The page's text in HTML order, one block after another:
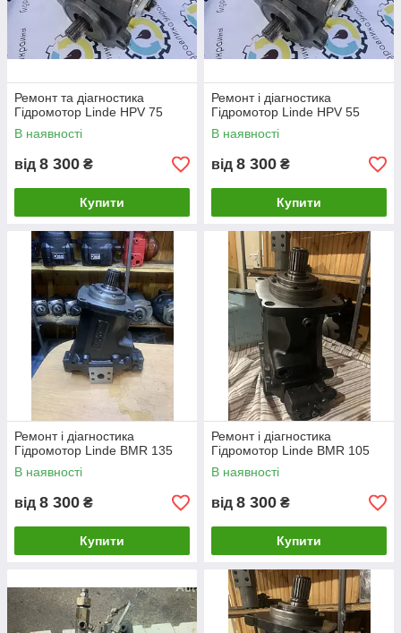
Ремонт та діагностика
Гідромотор Linde HPV 75
В наявності
від 8 300 ₴
Купити
Ремонт і діагностика
Гідромотор Linde HPV 55
В наявності
від 8 300 ₴
Купити
Ремонт і діагностика
Гідромотор Linde BMR 135
В наявності
від 8 300 ₴
Купити
Ремонт і діагностика
Гідромотор Linde BMR 105
В наявності
від 8 300 ₴
Купити